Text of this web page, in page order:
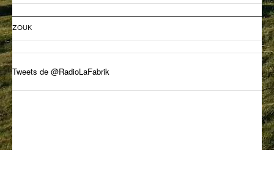
THEME FORCE
ZIRCONIUM
ZOUK
Tweets de @RadioLaFabrik